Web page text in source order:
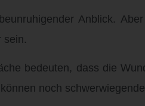
Anblick.
sein.
bedeuten, dass die
noch